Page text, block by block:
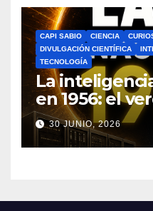
CAPI SABIO CIENCIA
DIVULGACIÓN CIENTÍFICA
TECNOLOGÍA
La
en 1956: el
de la IA que
mundo
30 JUNIO, 2026